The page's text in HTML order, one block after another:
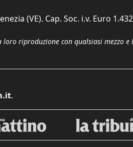
(VE). Cap. Soc. i.v. Euro
riproduzione con qualsiasi mezzo
.